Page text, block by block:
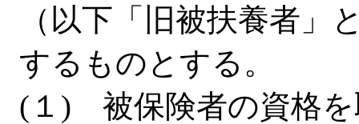
（以下「旧被扶養者」
するものとする。
(１) 被保険者の資格を